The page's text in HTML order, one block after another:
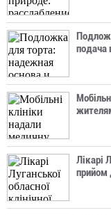
подача
Лікарі
прийом